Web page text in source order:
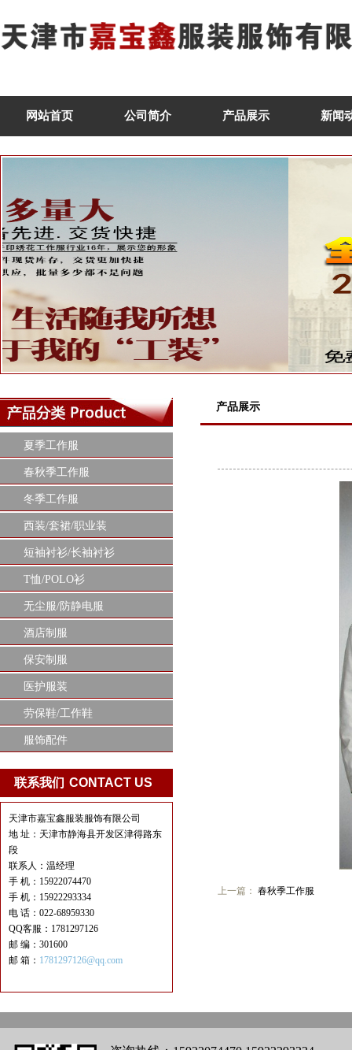
网站首页 公司简介 产品展示 新闻
夏季工作服
春秋季工作服
冬季工作服
西装/套裙/职业装
短袖衬衫/长袖衬衫
T恤/POLO衫
无尘服/防静电服
酒店制服
保安制服
医护服装
劳保鞋/工作鞋
服饰配件
联系我们 CONTACT US
天津市嘉宝鑫服装服饰有限公司
地 址：天津市静海县开发区津得路东
段
联系人：温经理
手 机：15922074470
手 机：15922293334
电 话：022-68959330
QQ客服：1781297126
邮 编：301600
邮 箱： 1781297126@qq.com
产品展示
上一篇： 春秋季工作服